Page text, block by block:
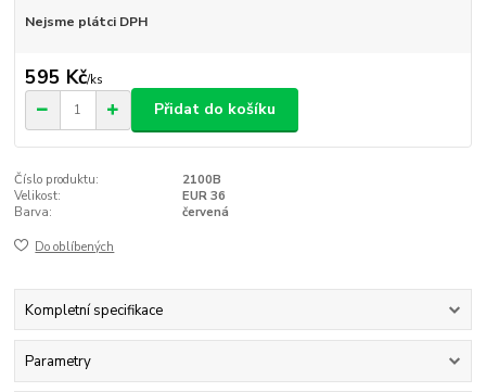
Nejsme plátci DPH
595 Kč/ks
Přidat do košíku
Číslo produktu:
2100B
Velikost:
EUR 36
Barva:
červená
Do oblíbených
Kompletní specifikace
Parametry